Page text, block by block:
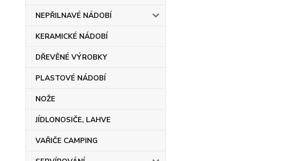
NEPŘILNAVÉ NÁDOBÍ
KERAMICKÉ NÁDOBÍ
DŘEVĚNÉ VÝROBKY
PLASTOVÉ NÁDOBÍ
NOŽE
JÍDLONOSIČE, LAHVE
VAŘIČE CAMPING